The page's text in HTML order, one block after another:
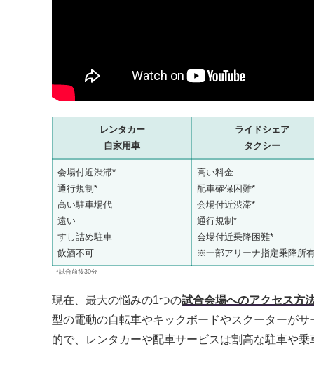
レンタカー
自家用車
ライドシェア
タクシー
会場付近渋滞*
通行規制*
高い駐車場代
遠い
すし詰め駐車
飲酒不可
高い料金
配車確保困難*
会場付近渋滞*
通行規制*
会場付近乗降困難*
※一部アリーナ指定乗降所
*試合前後30分
現在、最大の悩みの1つの試合会場へのアクセス方
型の電動の自転車やキックボードやスクーターが
的で、レンタカーや配車サービスは割高な駐車や